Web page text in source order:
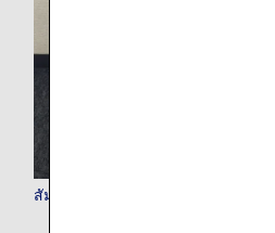
สัมภาระ (ขั้นตอนการเช็คอิน, สัมภา